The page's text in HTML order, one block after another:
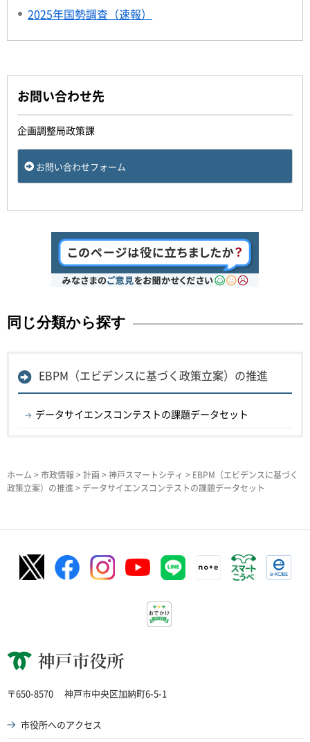
2025年国勢調査（速報）
お問い合わせ先
企画調整局政策課
お問い合わせフォーム
同じ分類から探す
EBPM（エビデンスに基づく政策立案）の推進
データサイエンスコンテストの課題データセット
ホーム > 市政情報 > 計画> 神戸スマートシティ > EBPM（エビデンスに基づく
政策立案）の推進 > データサイエンスコンテストの課題データセット
神戸市役所
〒650-8570 神戸市中央区加納町6-5-1
市役所へのアクセス